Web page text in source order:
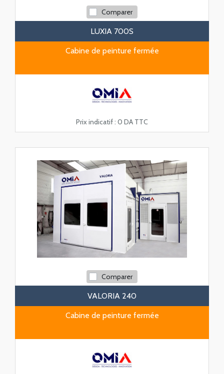
Comparer
LUXIA 700S
Cabine de peinture fermée
Prix indicatif : 0 DA TTC
Comparer
VALORIA 240
Cabine de peinture fermée